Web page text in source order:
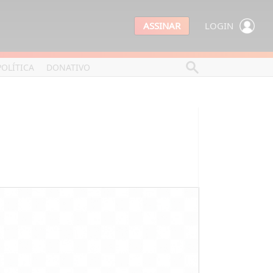
ASSINAR LOGIN
DONATIVO